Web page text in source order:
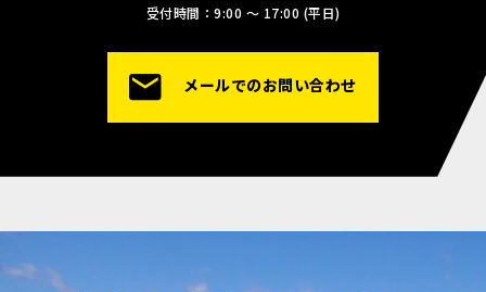
受付時間：9:00 〜 17:00 (平日)
メールでのお問い合わせ